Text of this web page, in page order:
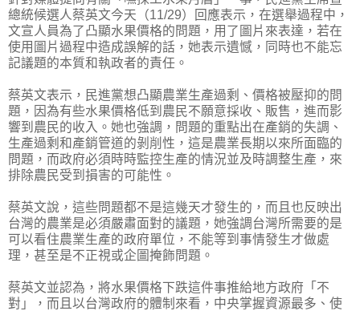
總統候選人蔡英文今天（11/29）回應表示，在選舉過程中，
文宣人員為了凸顯水果價格的問題，用了圖片來表達，若在
使用圖片過程中造成誤解的話，她表示遺憾，同時也不能忘
記議題的本質和執政者的責任。
蔡英文表示，民進黨想凸顯農業生產過剩、價格被壓抑的問
題，因為有些水果價格低到農民不願意採收、販售，進而影
響到農民的收入。她也強調，問題的重點出在產銷的失調、
生產過剩和產銷管道的剝削性，這是農業長期以來所面臨的
問題，而政府必須時時監控生產的情況並及時調整生產，來
排除農民受到損害的可能性。
蔡英文說，這些問題都不是這幾天才發生的，而且也反映出
台灣的農業是必須嚴肅面對的議題，她強調台灣所需要的是
可以看住農業生產的政府單位，不能等到事情發生才做處
理，甚至是不正視或企圖掩飾問題。
蔡英文並認為，將水果價格下跌這件事推給地方政府「不
對」，而且以台灣政府的體制來看，中央掌握資源最多、使